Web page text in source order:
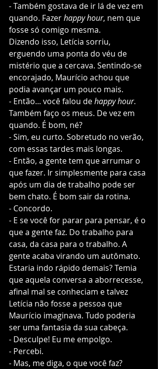
- Também gostava de ir lá de vez em
quando. Fazer happy hour, nem que
fosse só comigo mesma.
Dizendo isso, Letícia sorriu,
erguendo uma ponta do véu de
mistério que a cercava. Sentindo-se
encorajado, Maurício achou que
podia avançar um pouco mais.
- Então... você falou de happy hour.
Também faço os meus. De vez em
quando. É bom, né?
- Sim, eu curto. Sobretudo no verão,
com essas tardes mais longas.
- Então, a gente tem que arrumar o
que fazer. Ir simplesmente para casa
após um dia de trabalho pode ser
bem chato. É bom sair da rotina.
- Concordo.
- E se você for parar para pensar, é o
que a gente faz. Do trabalho para
casa, da casa para o trabalho. A
gente acaba virando um autômato.
Estaria indo rápido demais? Temia
que aquela conversa a aborrecesse,
afinal mal se conheciam e talvez
Letícia não fosse a pessoa que
Maurício imaginava. Tudo poderia
ser uma fantasia da sua cabeça.
- Desculpe! Eu me empolgo.
- Percebi.
- Mas, me diga, o que você faz?